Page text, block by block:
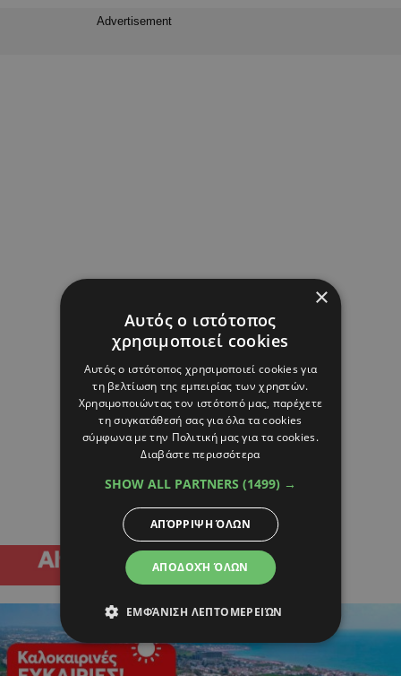
Advertisement
×
Αυτός ο ιστότοπος
χρησιμοποιεί cookies
Αυτός ο ιστότοπος χρησιμοποιεί cookies για
τη βελτίωση της εμπειρίας των χρηστών.
Χρησιμοποιώντας τον ιστότοπό μας, παρέχετε
τη συγκατάθεσή σας για όλα τα cookies
σύμφωνα με την Πολιτική μας για τα cookies.
Διαβάστε περισσότερα
SHOW ALL PARTNERS (1499) →
ΑΠΟΔΟΧΉ ΌΛΩΝ
ΑΠΌΡΡΙΨΗ ΌΛΩΝ
ΕΜΦΆΝΙΣΗ ΛΕΠΤΟΜΕΡΕΙΏΝ